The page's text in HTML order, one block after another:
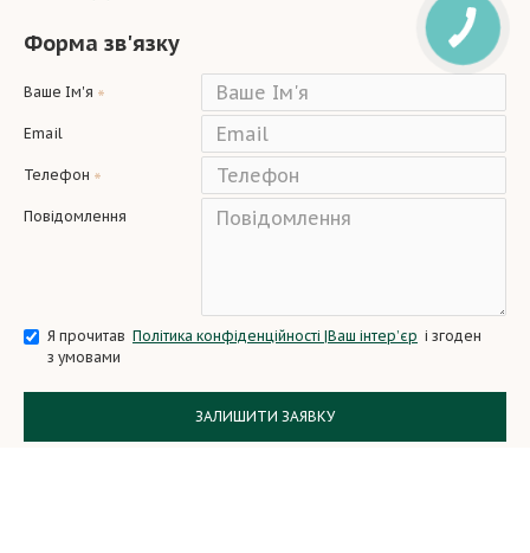
Форма зв'язку
Ваше Ім'я
Email
Телефон
Повідомлення
Я прочитав Політика конфіденційності |Ваш інтер’єр і згоден
з умовами
ЗАЛИШИТИ ЗАЯВКУ